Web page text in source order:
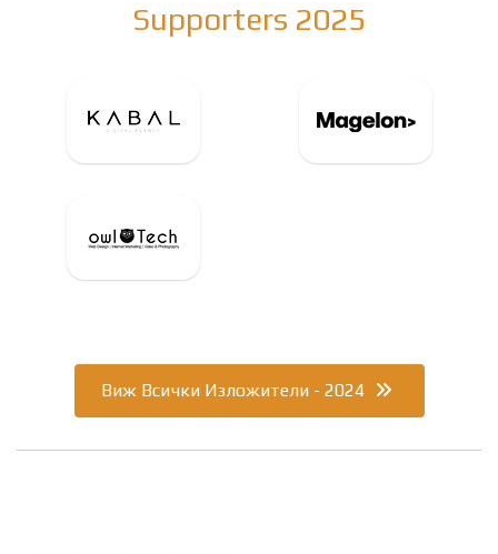
Supporters 2025
Виж Всички Изложители - 2024